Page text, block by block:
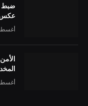
ضبط
عكس
أغسطس 5,
أغسطس 5,